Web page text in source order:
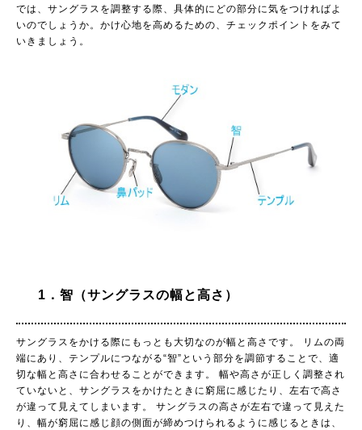
では、サングラスを調整する際、具体的にどの部分に気をつければよ
いのでしょうか。かけ心地を高めるための、チェックポイントをみて
いきましょう。
1．智（サングラスの幅と高さ）
サングラスをかける際にもっとも大切なのが幅と高さです。 リムの両
端にあり、テンプルにつながる“智”という部分を調節することで、適
切な幅と高さに合わせることができます。 幅や高さが正しく調整され
ていないと、サングラスをかけたときに窮屈に感じたり、左右で高さ
が違って見えてしまいます。 サングラスの高さが左右で違って見えた
り、幅が窮屈に感じ顔の側面が締めつけられるように感じるときは、